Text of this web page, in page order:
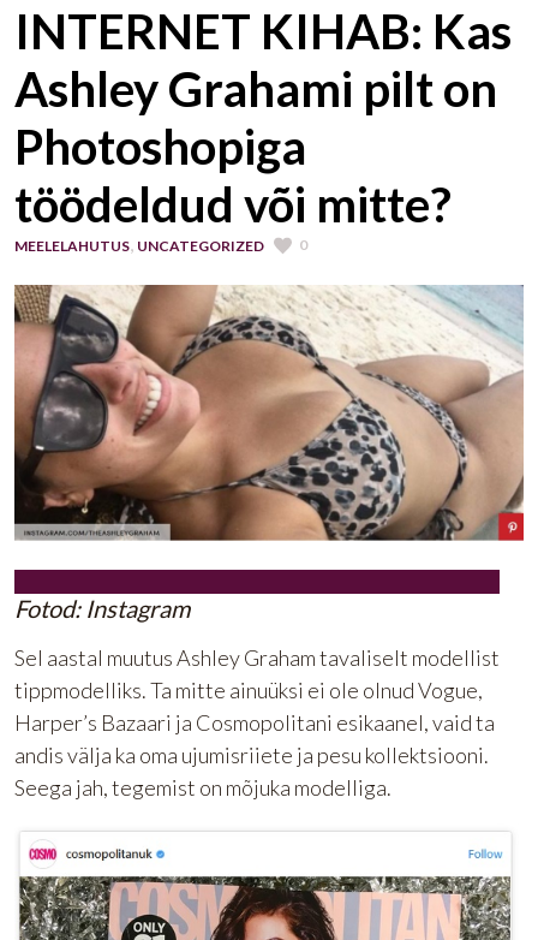
INTERNET KIHAB: Kas
Ashley Grahami pilt on
Photoshopiga
töödeldud või mitte?
MEELELAHUTUS, UNCATEGORIZED 0
Fotod: Instagram
Sel aastal muutus Ashley Graham tavaliselt modellist
tippmodelliks. Ta mitte ainuüksi ei ole olnud Vogue,
Harper’s Bazaari ja Cosmopolitani esikaanel, vaid ta
andis välja ka oma ujumisriiete ja pesu kollektsiooni.
Seega jah, tegemist on mõjuka modelliga.